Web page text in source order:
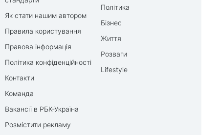
Як стати нашим автором
Правила користування
Правова інформація
Політика конфіденційності
Контакти
Команда
Вакансії в РБК-Україна
Розмістити рекламу
Політика
Бізнес
Життя
Розваги
Lifestyle